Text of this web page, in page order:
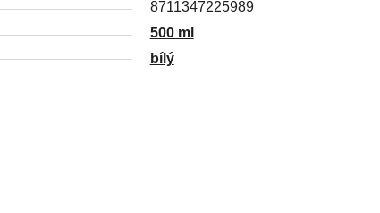
8711347225989
500 ml
bílý